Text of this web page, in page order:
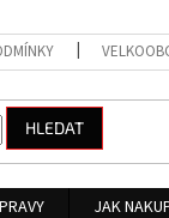
HLEDAT
JAK